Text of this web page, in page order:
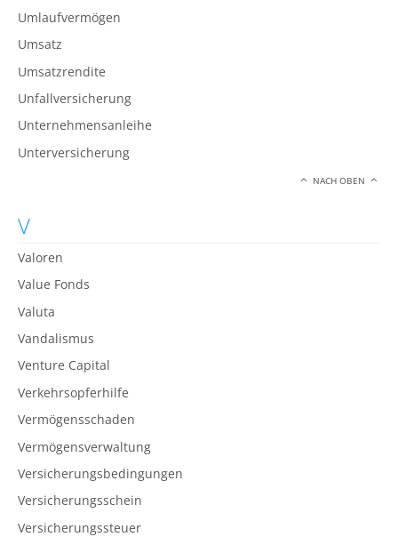
Umlaufvermögen
Umsatz
Umsatzrendite
Unfallversicherung
Unternehmensanleihe
Unterversicherung
NACH OBEN
V
Valoren
Value Fonds
Valuta
Vandalismus
Venture Capital
Verkehrsopferhilfe
Vermögensschaden
Vermögensverwaltung
Versicherungsbedingungen
Versicherungsschein
Versicherungssteuer